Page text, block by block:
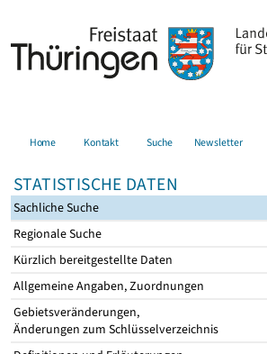
Home Kontakt Suche Newsletter
STATISTISCHE DATEN
Sachliche Suche
Regionale Suche
Kürzlich bereitgestellte Daten
Allgemeine Angaben, Zuordnungen
Gebietsveränderungen,
Änderungen zum Schlüsselverzeichnis